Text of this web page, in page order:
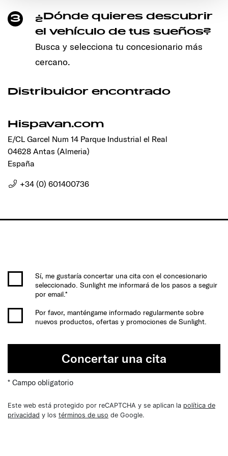
Ermöglichung der Seitennavigation erforderlich sind.
3
¿Dónde quieres descubrir
el vehículo de tus sueños?
Busca y selecciona tu concesionario más
cercano.
Distribuidor encontrado
Hispavan.com
E/CL Garcel Num 14 Parque Industrial el Real
04628 Antas (Almeria)
España
+34 (0) 601400736
Sí, me gustaría concertar una cita con el concesionario
seleccionado. Sunlight me informará de los pasos a seguir
por email.*
Por favor, manténgame informado regularmente sobre
nuevos productos, ofertas y promociones de Sunlight.
Concertar una cita
* Campo obligatorio
Este web está protegido por reCAPTCHA y se aplican la política de
privacidad y los términos de uso de Google.